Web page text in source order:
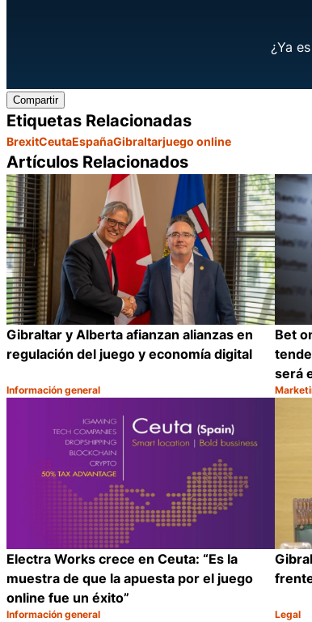
¿Ya
Compartir
Etiquetas Relacionadas
BrexitCeutaEspañaGibraltarjuego online
Artículos Relacionados
Gibraltar y Alberta afianzan alianzas en
regulación del juego y economía digital
Categoría:
Información general
Bet
será
Electra Works crece en Ceuta: “Es la
muestra de que la apuesta por el juego
online fue un éxito”
Información general Legal